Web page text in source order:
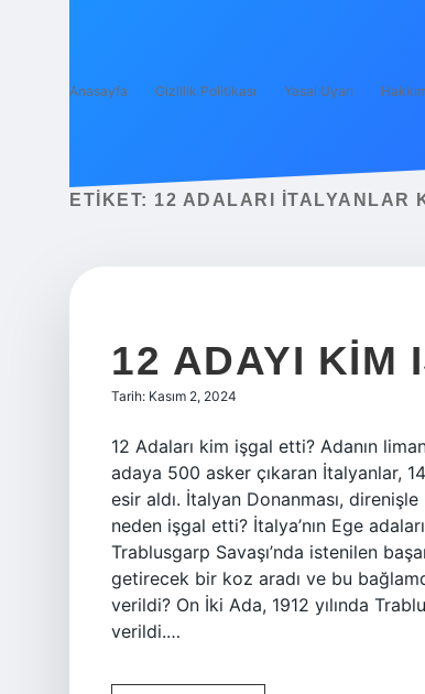
Anasayfa Gizlilik Politikası Yasal Uyarı
ETIKET: 12 ADALARI İTALYANLAR
12 ADAYI KIM
Tarih: Kasım 2, 2024
12 Adaları kim işgal etti? Adanın
adaya 500 asker çıkaran İtalyanlar,
esir aldı. İtalyan Donanması,
neden işgal etti? İtalya’nın Ege
Trablusgarp Savaşı’nda istenilen
getirecek bir koz aradı ve bu
verildi? On İki Ada, 1912 yılında
verildi.…